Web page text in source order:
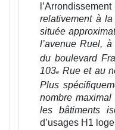
relativement à
située
l’avenue Ruel,
du boulevard
103e Rue et au
Plus
nombre
les bâtiments
d’usages H1